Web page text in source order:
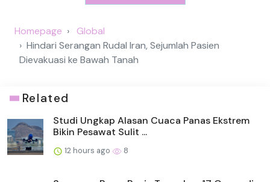
Homepage
Global
Hindari Serangan Rudal Iran, Sejumlah Pasien
Dievakuasi ke Bawah Tanah
Related
Studi Ungkap Alasan Cuaca Panas Ekstrem
Bikin Pesawat Sulit ...
12 hours ago 8